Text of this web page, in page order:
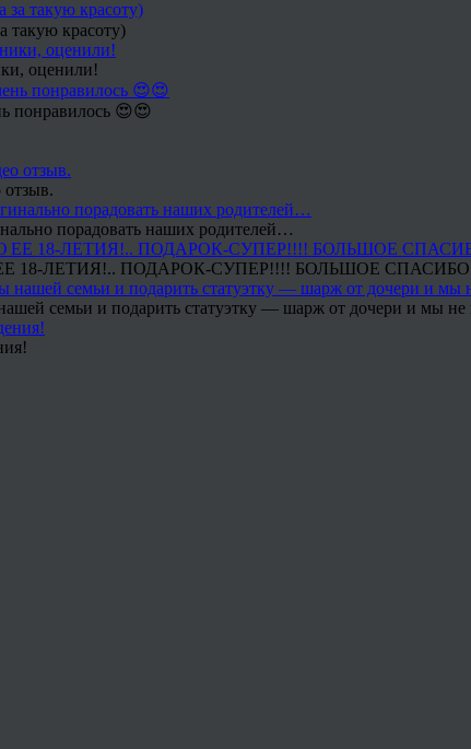
такую красоту)
оценили!
понравилось 😍😍
порадовать наших родителей…
ЛЕТИЯ!.. ПОДАРОК-СУПЕР!!!! БОЛЬШОЕ
семьи и подарить статуэтку — шарж от дочери и мы не